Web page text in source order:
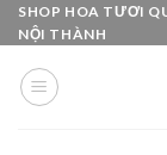
Skip
to
content
SHOP HOA TƯƠI
NỘI THÀNH